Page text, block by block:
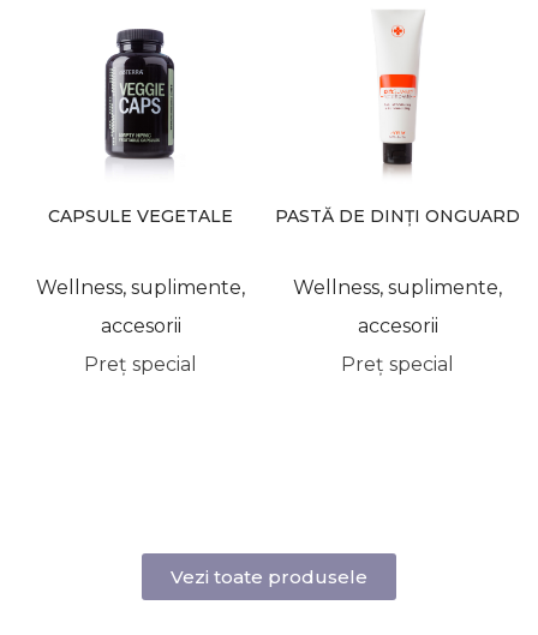
CAPSULE VEGETALE
Wellness, suplimente,
accesorii
Preț special
PASTĂ DE DINȚI ONGUARD
Wellness, suplimente,
accesorii
Preț special
Vezi toate produsele